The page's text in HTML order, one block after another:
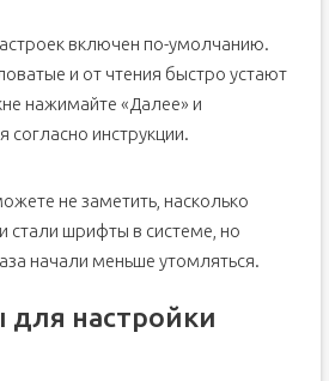
включен по-умолчанию.
и от чтения быстро устают
нажимайте «Далее» и
согласно инструкции.
не заметить, насколько
стали шрифты в системе, но
начали меньше утомляться.
настройки